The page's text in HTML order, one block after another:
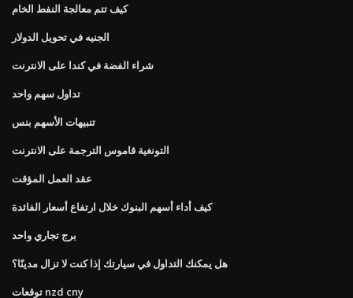
كيف تتم معالجة النفط الخام
الجنيه في تحويل الدولار
شراء الفضة في كندا على الانترنت
تداول سهم واحد
تنبيهات الأسهم بنس
التونغية قاموس الترجمة على الانترنت
عقد العمل المؤقت
كيف أداء أسهم البنوك خلال ارتفاع أسعار الفائدة
برج تجاري واحد
هل يمكنك التداول في سيارتك إذا كنت لا تزال مدينًا؟
توقعات nzd cny